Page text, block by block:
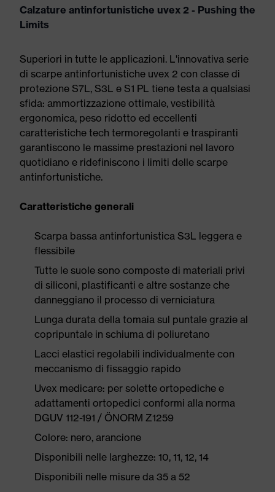
Calzature antinfortunistiche uvex 2 - Pushing the
Limits
Superiori in tutte le applicazioni. L'innovativa serie
di scarpe antinfortunistiche uvex 2 con classe di
protezione S7L, S3L e S1 PL tiene testa a qualsiasi
sfida: ammortizzazione ottimale, vestibilità
ergonomica, peso ridotto ed eccellenti
caratteristiche tech termoregolanti e traspiranti
garantiscono le massime prestazioni nel lavoro
quotidiano e ridefiniscono i limiti delle scarpe
antinfortunistiche.
Caratteristiche generali
Scarpa bassa antinfortunistica S3L leggera e
flessibile
Tutte le suole sono composte di materiali privi
di siliconi, plastificanti e altre sostanze che
danneggiano il processo di verniciatura
Lunga durata della tomaia sul puntale grazie al
copripuntale in schiuma di poliuretano
Lacci elastici regolabili individualmente con
meccanismo di fissaggio rapido
Uvex medicare: per solette ortopediche e
adattamenti ortopedici conformi alla norma
DGUV 112-191 / ÖNORM Z1259
Colore: nero, arancione
Disponibili nelle larghezze: 10, 11, 12, 14
Disponibili nelle misure da 35 a 52